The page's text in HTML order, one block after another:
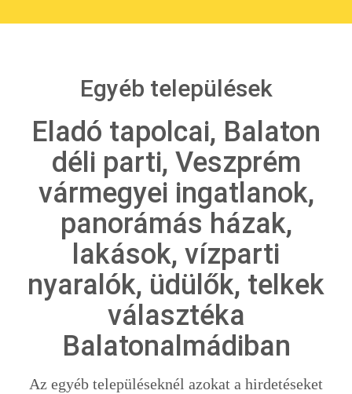
Egyéb települések
Eladó tapolcai, Balaton
déli parti, Veszprém
vármegyei ingatlanok,
panorámás házak,
lakások, vízparti
nyaralók, üdülők, telkek
választéka
Balatonalmádiban
Az egyéb településeknél azokat a hirdetéseket